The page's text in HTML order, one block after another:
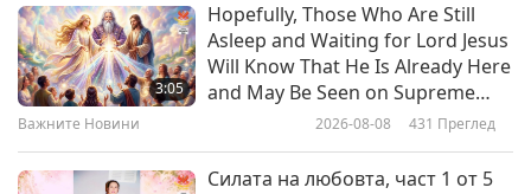
Selections from Holy Qur’an:
Surahs 32 and 34, Part 1 of 2
3:05
Hopefully, Those Who Are Still
Asleep and Waiting for Lord Jesus
Will Know That He Is Already Here
and May Be Seen on Supreme
Master Television
Важните Новини 2026-08-08 431 Преглед
Силата на любовта, част 1 от 5